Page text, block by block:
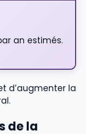
an estimés.
d’augmenter la
de la